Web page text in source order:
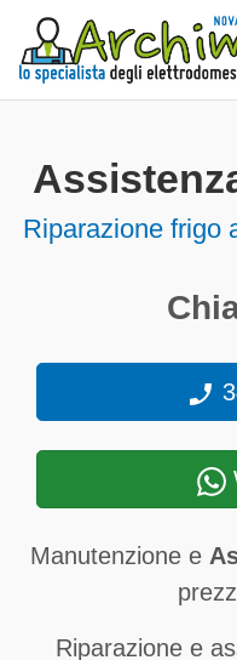
Riparazione frigo
Manutenzione e
Riparazione e